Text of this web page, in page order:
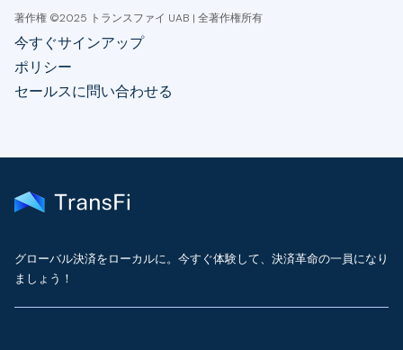
著作権 ©2025 トランスファイ UAB | 全著作権所有
今すぐサインアップ
ポリシー
セールスに問い合わせる
グローバル決済をローカルに。今すぐ体験して、決済革命の一員になり
ましょう！